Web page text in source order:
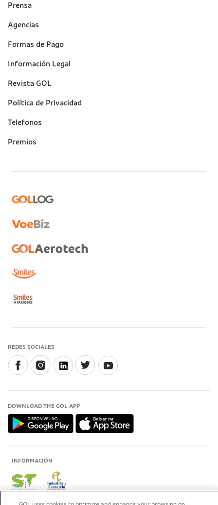
Prensa
Suporte
Agencias
Formas de Pago
Información Legal
Revista GOL
Política de Privacidad
Telefonos
Premios
REDES SOCIALES
DOWNLOAD THE GOL APP
INFORMACIÓN